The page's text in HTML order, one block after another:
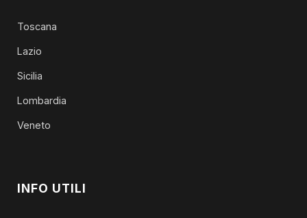
Toscana
Lazio
Sicilia
Lombardia
Veneto
INFO UTILI